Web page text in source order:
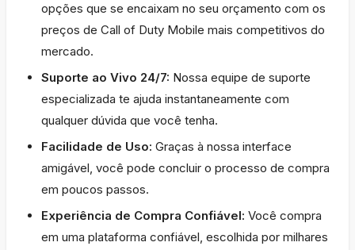
opções que se encaixam no seu orçamento com os
preços de Call of Duty Mobile mais competitivos do
mercado.
Suporte ao Vivo 24/7: Nossa equipe de suporte
especializada te ajuda instantaneamente com
qualquer dúvida que você tenha.
Facilidade de Uso: Graças à nossa interface
amigável, você pode concluir o processo de compra
em poucos passos.
Experiência de Compra Confiável: Você compra
em uma plataforma confiável, escolhida por milhares